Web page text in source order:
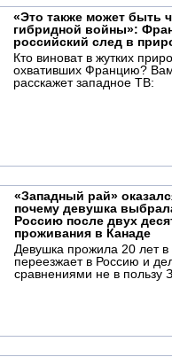
«Это также может быть
гибридной войны»:
российский след в
Кто виноват в жутких
охвативших Францию?
расскажет западное ТВ:
«Западный рай»
почему девушка
Россию после двух
проживания в Канаде
Девушка прожила 20 лет в
переезжает в Россию и
сравнениями не в пользу